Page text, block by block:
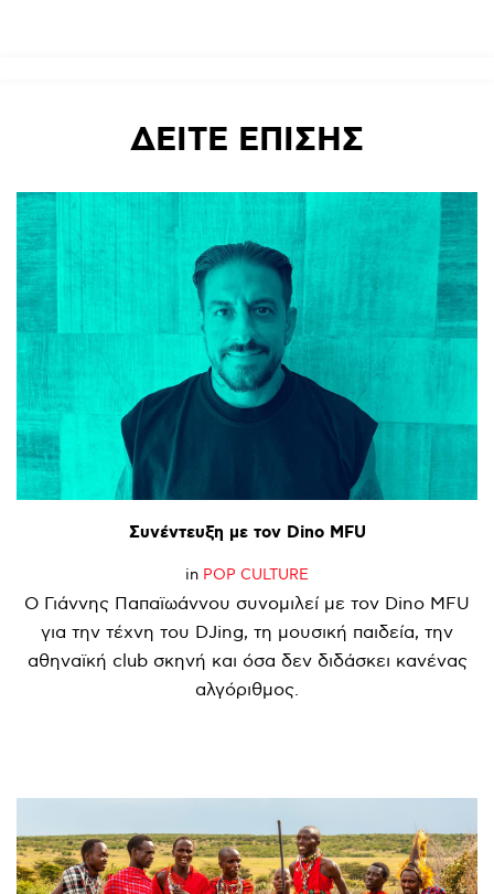
ΔΕΙΤΕ ΕΠΙΣΗΣ
Συνέντευξη με τον Dino MFU
in POP CULTURE
Ο Γιάννης Παπαϊωάννου συνομιλεί με τον Dino MFU
για την τέχνη του DJing, τη μουσική παιδεία, την
αθηναϊκή club σκηνή και όσα δεν διδάσκει κανένας
αλγόριθμος.